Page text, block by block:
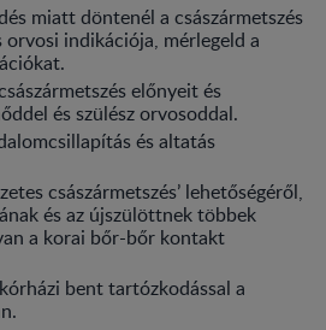
miatt döntenél a császármetszés
indikációja, mérlegeld a
előnyeit és
és szülész orvosoddal.
és altatás
császármetszés’ lehetőségéről,
és az újszülöttnek többek
a korai bőr-bőr kontakt
bent tartózkodással a